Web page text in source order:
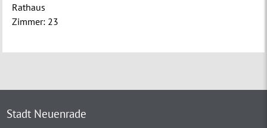
Rathaus
Zimmer: 23
Stadt Neuenrade